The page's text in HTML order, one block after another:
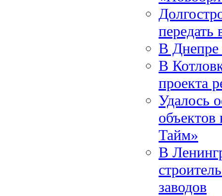
передать
В Днепре
В
проекта
Удалось
Тайм»
В
заводов